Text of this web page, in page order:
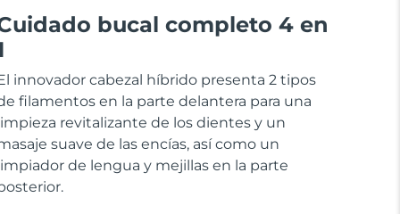
bucal completo 4 en
innovador cabezal híbrido presenta 2 tipos
filamentos en la parte delantera para una
revitalizante de los dientes y un
suave de las encías, así como un
de lengua y mejillas en la parte